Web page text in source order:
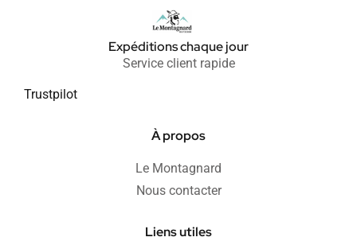
Expéditions chaque jour
Service client rapide
Trustpilot
À propos
Le Montagnard
Nous contacter
Liens utiles